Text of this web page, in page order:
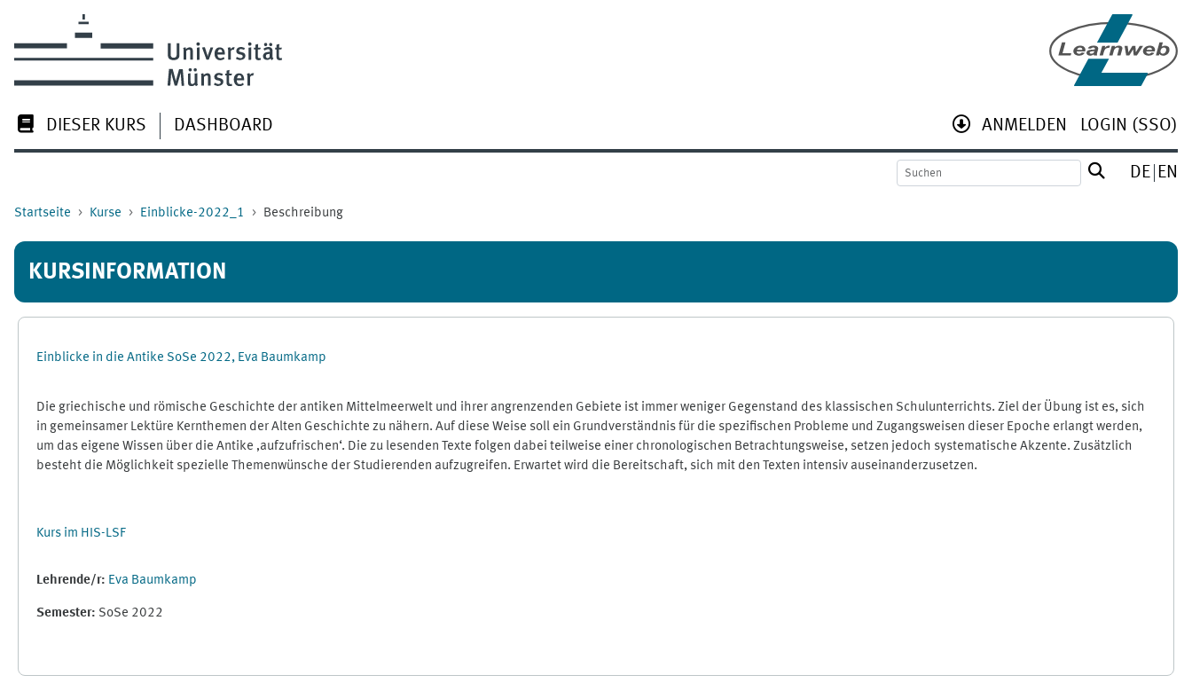
DIESER KURS DASHBOARD ANMELDEN LOGIN (SSO)
DE EN
Startseite Kurse Einblicke-2022_1 Beschreibung
KURSINFORMATION
Einblicke in die Antike SoSe 2022, Eva Baumkamp
Die griechische und römische Geschichte der antiken Mittelmeerwelt und ihrer angrenzenden Gebiete ist immer weniger Gegenstand des klassischen Schulunterrichts. Ziel der Übung ist es, sich
in gemeinsamer Lektüre Kernthemen der Alten Geschichte zu nähern. Auf diese Weise soll ein Grundverständnis für die spezifischen Probleme und Zugangsweisen dieser Epoche erlangt werden,
um das eigene Wissen über die Antike ‚aufzufrischen‘. Die zu lesenden Texte folgen dabei teilweise einer chronologischen Betrachtungsweise, setzen jedoch systematische Akzente. Zusätzlich
besteht die Möglichkeit spezielle Themenwünsche der Studierenden aufzugreifen. Erwartet wird die Bereitschaft, sich mit den Texten intensiv auseinanderzusetzen.
Kurs im HIS-LSF
Lehrende/r: Eva Baumkamp
Semester: SoSe 2022